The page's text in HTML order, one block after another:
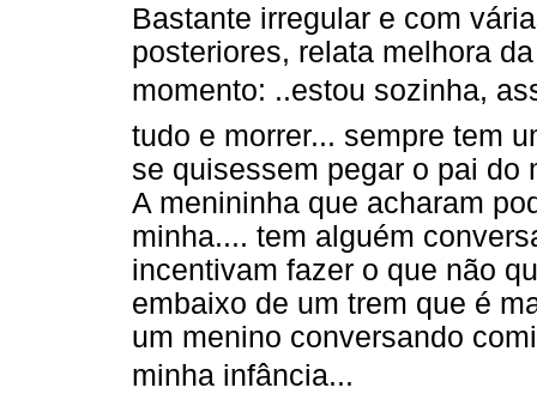
Bastante irregular e com
posteriores, relata melhora
momento: ..estou sozinha,
tudo e morrer... sempre tem
se quisessem pegar o pai do
A menininha que acharam
minha.... tem alguém
incentivam fazer o que não
embaixo de um trem que é
um menino conversando
minha infância...